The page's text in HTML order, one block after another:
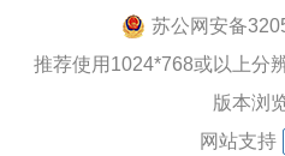
苏公网安备
推荐使用1024*768或以上分
版本浏
网站支持